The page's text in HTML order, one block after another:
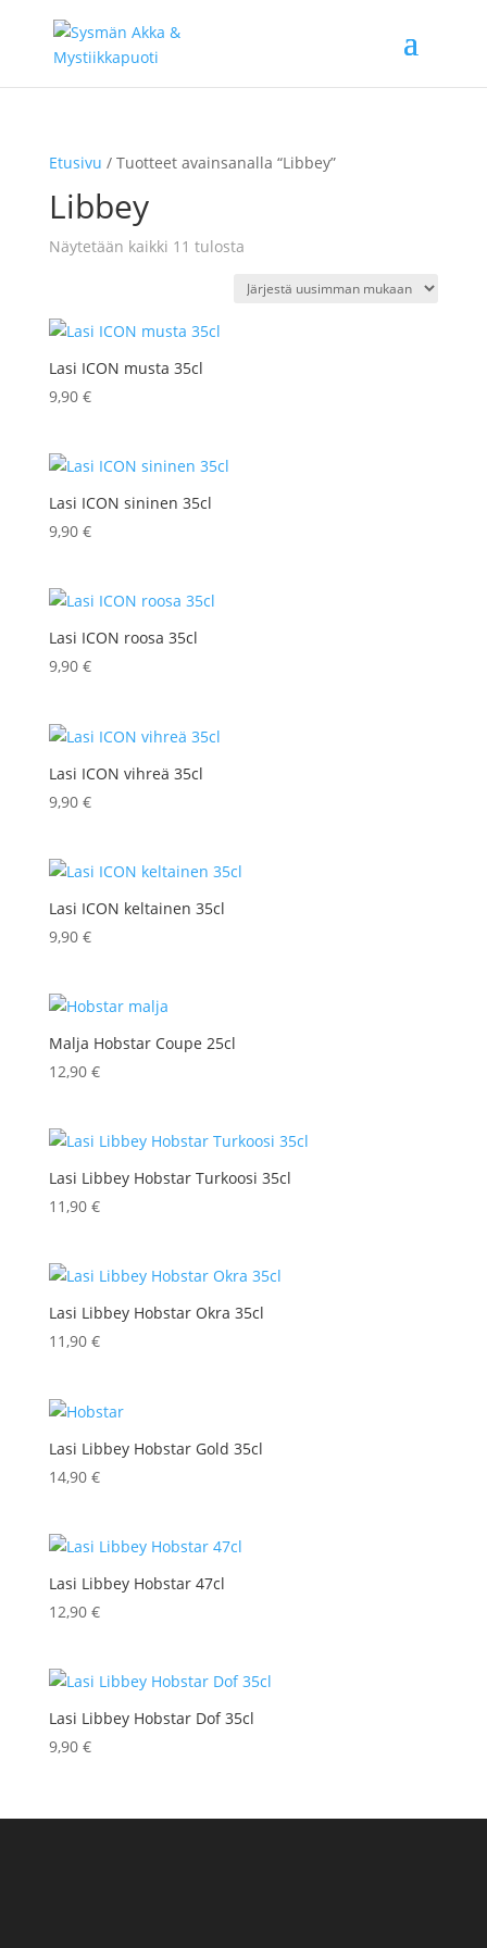
Etusivu / Tuotteet avainsanalla “Libbey”
Libbey
Näytetään kaikki 11 tulostaSorted
latest
Lasi ICON musta 35cl
9,90 €
Lasi ICON sininen 35cl
9,90 €
Lasi ICON roosa 35cl
9,90 €
Lasi ICON vihreä 35cl
9,90 €
Lasi ICON keltainen 35cl
9,90 €
Malja Hobstar Coupe 25cl
12,90 €
Lasi Libbey Hobstar Turkoosi 35cl
11,90 €
Lasi Libbey Hobstar Okra 35cl
11,90 €
Lasi Libbey Hobstar Gold 35cl
14,90 €
Lasi Libbey Hobstar 47cl
12,90 €
Lasi Libbey Hobstar Dof 35cl
9,90 €